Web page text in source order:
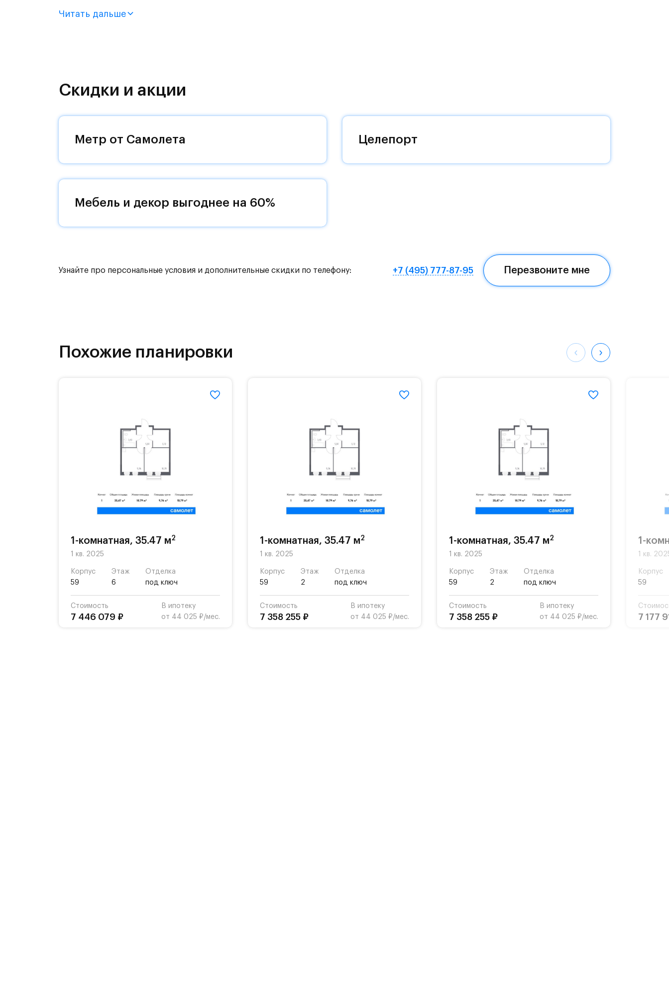
Цена указана с учетом готовой отделки и кухни.
направления и возможность удобно добраться до столицы.
Уютная малоэтажная застройка, евроквартиры с чистовой отделкой, закрытый двор без
возвращаться.
Поблизости расположено новое наземное метро МЦД «Одинцово».
До МКАД можно добраться за 15 минут на «Северный обход Одинцово».
детей есть возможность посещения частной гимназии «Жуковка».
Территория квартала приватная, въезд осуществляется по пропускам.#yan19-2r1440547#
Читать дальше
Скидки и акции
Метр от Самолета Целепорт
Мебель и декор выгоднее на 60%
Узнайте про персональные условия и дополнительные скидки по телефону: +7 (495) 777-87-95 Перезвоните мне
Похожие планировки
1-комнатная, 35.47 м2
1 кв. 2025
Корпус
59
Этаж
6
Отделка
под ключ
Стоимость
7 446 079 ₽
В ипотеку
от 44 025 ₽/мес.
1-комнатная, 35.47 м2
1 кв. 2025
Корпус
59
Этаж
2
Отделка
под ключ
Стоимость
7 358 255 ₽
В ипотеку
от 44 025 ₽/мес.
1-комнатная, 35.47 м2
1 кв. 2025
Корпус
59
Этаж
2
Отделка
под ключ
Стоимость
7 358 255 ₽
В ипотеку
от 44 025 ₽/мес.
1-
1 кв.
Корпус
59
7 177